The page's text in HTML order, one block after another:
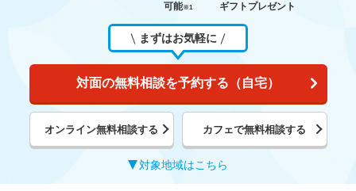
可能※1
ギフトプレゼント
まずはお気軽に
対面の無料相談を予約する（自宅）
オンライン無料相談する カフェで無料相談する
対象地域はこちら